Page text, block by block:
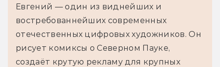
Евгений — один из виднейших и
востребованнейших современных
отечественных цифровых художников. Он
рисует комиксы о Северном Пауке,
создаёт крутую рекламу для крупных